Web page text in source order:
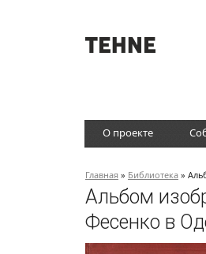
О проекте
Главная » Библиотека »
Альбом
Фесенко в